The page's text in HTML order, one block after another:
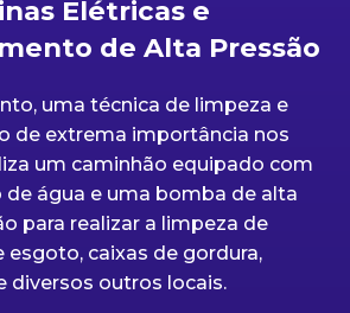
Elétricas e
de Alta Pressão
uma técnica de limpeza e
de extrema importância nos
um caminhão equipado com
água e uma bomba de alta
para realizar a limpeza de
esgoto, caixas de gordura,
diversos outros locais.